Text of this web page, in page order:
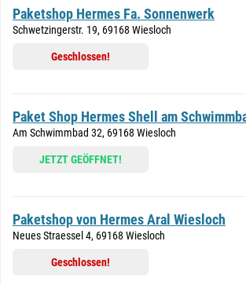
Paketshop Hermes Fa. Sonnenwerk
Schwetzingerstr. 19, 69168 Wiesloch
Geschlossen!
Paket Shop Hermes Shell am
Am Schwimmbad 32, 69168 Wiesloch
JETZT GEÖFFNET!
Paketshop von Hermes Aral Wiesloch
Neues Straessel 4, 69168 Wiesloch
Geschlossen!